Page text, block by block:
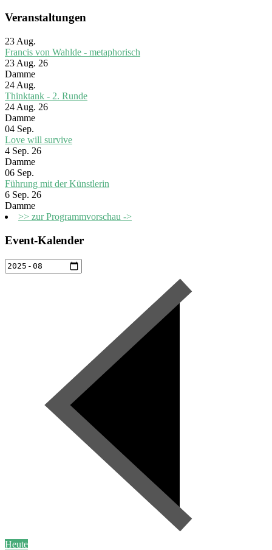
Veranstaltungen
23 Aug.
Francis von Wahlde - metaphorisch
23 Aug. 26
Damme
24 Aug.
Thinktank - 2. Runde
24 Aug. 26
Damme
04 Sep.
Love will survive
4 Sep. 26
Damme
06 Sep.
Führung mit der Künstlerin
6 Sep. 26
Damme
>> zur Programmvorschau ->
Event-Kalender
Heute